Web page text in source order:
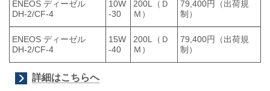
ENEOS ディーゼル
DH-2/CF-4
10W
-30
200L（Ｄ
Ｍ）
79,400円（出荷規
制）
ENEOS ディーゼル
DH-2/CF-4
15W
-40
200L（Ｄ
Ｍ）
79,400円（出荷規
制）
詳細はこちらへ